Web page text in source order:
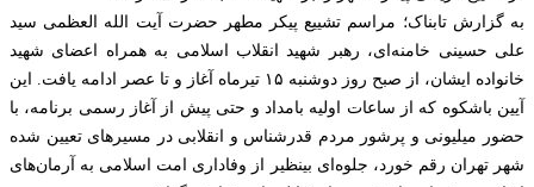
به گزارش تابناک؛ مراسم تشییع پیکر مطهر حضرت آیت الله العظمی سید
علی حسینی خامنه‌ای، رهبر شهید انقلاب اسلامی به همراه اعضای شهید
خانواده ایشان، از صبح روز دوشنبه ۱۵ تیرماه آغاز و تا عصر ادامه یافت. این
آیین باشکوه که از ساعات اولیه بامداد و حتی پیش از آغاز رسمی برنامه، با
حضور میلیونی و پرشور مردم قدرشناس و انقلابی در مسیر‌های تعیین شده
شهر تهران رقم خورد، جلوه‌ای بینظیر از وفاداری امت اسلامی به آرمان‌های